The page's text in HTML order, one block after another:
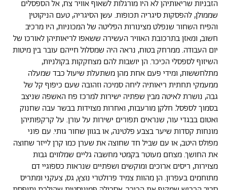
הזבניות שריאותיהן לא היו מורגלות לשאוף אוויר צח, אל הספסלים
שממולן, להפסקות סיגריה תכופות. עשן הסיגריה, טעם הניקוטין
והפיח השחור שנפלט מצינורות הפליטה של המכוניות, היו מרכיב
חשוב, ומאזן בתרכובת האוויר העשירה ששאפו לריאותיהן לאורכו של
יום העבודה. ממרחק בטוח, נראה היה שמסלול חייהם עובר בין מיטות
השיזוף לספסלי הכיכר. הן יושבות להם מצחקקות בקולניות,
מתלחששות, ומידי פעם אחת מהן משתעלת שיעול כבד שמעלה
ממעמקי תחתית ריאותיה ליחה סמיכה וזהובה שעם כיפוף קל של
גבה, נושרת לאיטה מבין שפתיה ישירות למרכז פח האשפה שניצב
בסמוך לספסל. חלקן מורעבות, ואחרות מצוידות בבשר עבה שחנוק
ואטום בבגדי עור, שנראים תפורים ישירות על עורן. על קרקפותיהן
מונחות קסדות שיער בצבע פלטינה, או בגוון שחור גותי. עם פוני
מפולס היטב, או עם שביל חד שחוצה את שערן כמו קרן לייזר שחוצה
את החושך. מצחם מעוטר בקמטי מחשבה גליים שמלווים גבות
מצוירות, ריסים ארוכים ומוקשים ושפתיים שנראות כספוגיי דם
מתוחמים בעפרון. הן מהוות צמיד פרולטרי נוצץ, גס, צעקני ומתריס